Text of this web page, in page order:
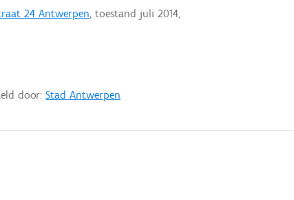
24 Antwerpen, toestand juli 2014,
door:Stad Antwerpen